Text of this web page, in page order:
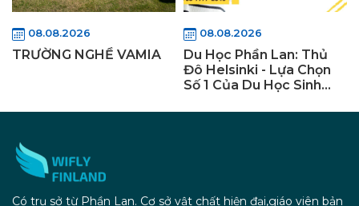
08.08.2026
TRƯỜNG NGHỀ VAMIA
08.08.2026
Du Học Phần Lan: Thủ
Đô Helsinki - Lựa Chọn
Số 1 Của Du Học Sinh
Có trụ sở từ Phần Lan. Cơ sở vật chất hiện đại,giáo viên bản